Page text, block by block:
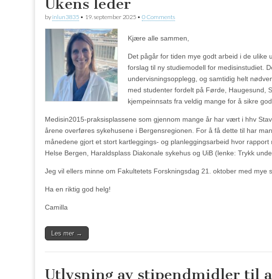
Ukens leder
by inlun3835 • 19. september 2025 • 0 Comments
Kjære alle sammen,
Det pågår for tiden mye godt arbeid i de ulike
forslag til ny studiemodell for medisinstudiet.
undervisningsopplegg, og samtidig helt
med studenter fordelt på Førde, Haugesund,
kjempeinnsats fra veldig mange for å sikre
Medisin2015-praksisplassene som gjennom mange år har vært i hhv
årene overføres sykehusene i Bergensregionen. For å få dette til har
månedene gjort et stort kartleggings- og planleggingsarbeid hvor
Helse Bergen, Haraldsplass Diakonale sykehus og UiB (lenke: Trykk
Jeg vil ellers minne om Fakultetets Forskningsdag 21. oktober med mye
Ha en riktig god helg!
Camilla
Les mer →
Utlysning av stipendmidler til